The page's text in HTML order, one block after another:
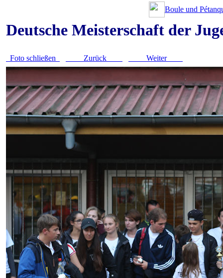
Boule und
Deutsche Meisterschaft der
Foto schließen Zurück Weiter